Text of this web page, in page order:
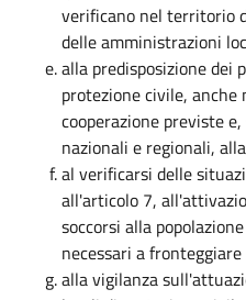
verificano nel territorio
delle amministrazioni
alla predisposizione dei
protezione civile, anche
cooperazione previste
nazionali e regionali,
al verificarsi delle
all'articolo 7,
soccorsi alla
necessari a
alla vigilanza